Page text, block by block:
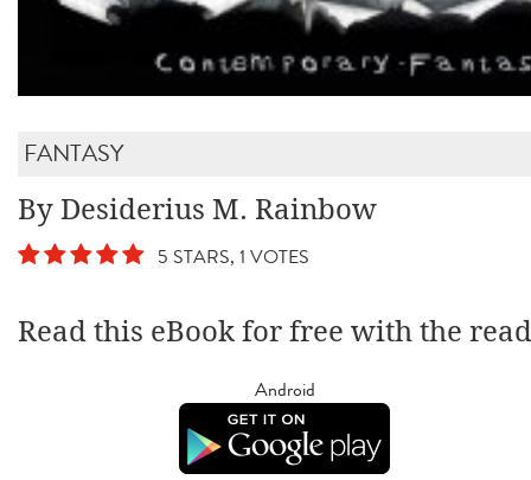
FANTASY
By Desiderius M. Rainbow
5 STARS, 1 VOTES
Read this eBook for free with the
Android